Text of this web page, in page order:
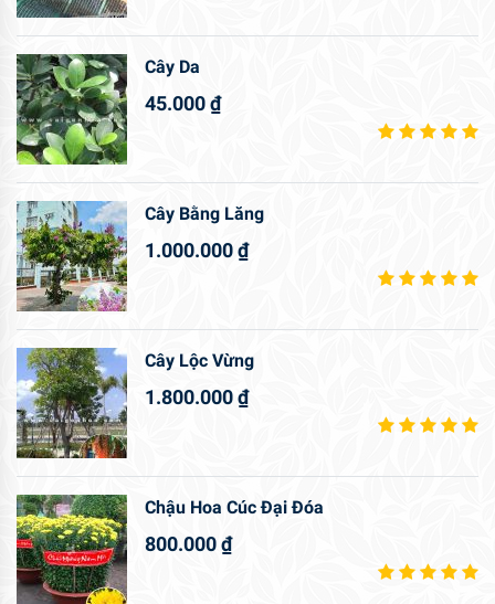
Cây Da
45.000₫
Cây Bằng Lăng
1.000.000₫
Cây Lộc Vừng
1.800.000₫
Chậu Hoa Cúc Đại Đóa
800.000₫